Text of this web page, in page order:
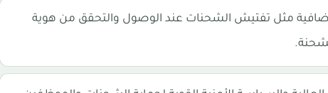
إضافية مثل تفتيش الشحنات عند الوصول والتحقق من هوية